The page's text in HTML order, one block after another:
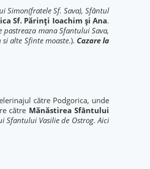
Simon(fratele Sf. Sava), Sfântul
Sf. Părinți Ioachim și Ana.
mana Sfantului Sava,
alte Sfinte moaste.). Cazare la
către Podgorica, unde
către Mănăstirea Sfântului
Sfantului Vasilie de Ostrog. Aici